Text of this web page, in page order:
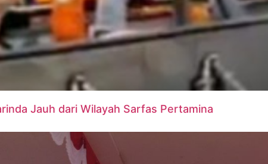
Jauh dari Wilayah Sarfas Pertamina